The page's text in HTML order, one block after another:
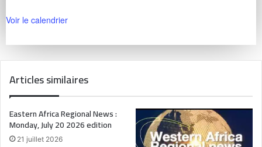
Voir le calendrier
Articles similaires
Eastern Africa Regional News :
Monday, July 20 2026 edition
21 juillet 2026